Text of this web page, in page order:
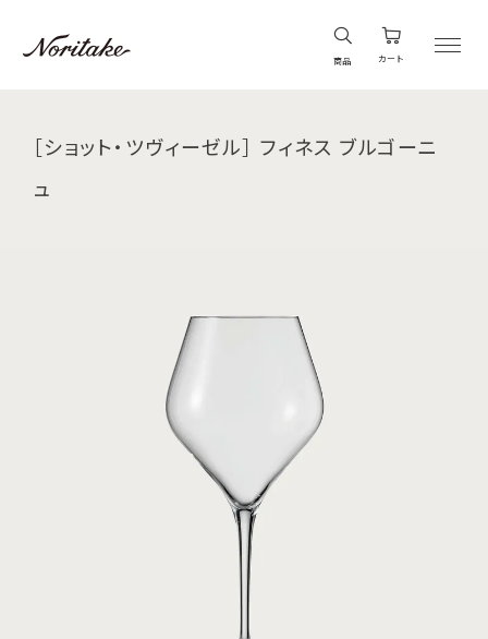
商品 カート
［ショット・ツヴィーゼル］ フィネス ブルゴーニ
ュ